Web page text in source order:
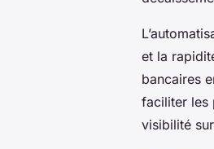
et la
bancaires
faciliter les
visibilité